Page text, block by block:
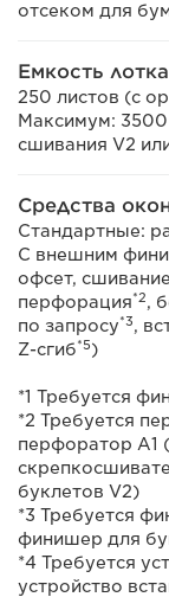
отсеком для
Емкость
250 листов (с
Максимум:
сшивания V2
Средства
Стандартные:
С внешним
офсет,
перфорация*2,
по запросу*3,
Z-сгиб*5)
*1 Требуется
*2 Требуется
перфоратор A1
буклетов V2)
*3 Требуется
финишер для
*4 Требуется
устройство